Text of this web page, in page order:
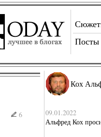
Посты
6
Кох
09.01.2022
Альфред Кох